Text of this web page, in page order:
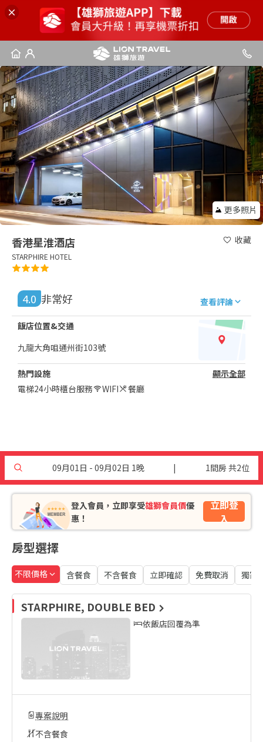
更多照片
香港星淮酒店
STARPHIRE HOTEL
收藏
4.0 非常好 查看評論
飯店位置&交通
九龍大角咀通州街103號
熱門設施
顯示全部
電梯24小時櫃台服務 WIFI 餐廳
09月01日 - 09月02日 1晚 | 1間房 共2位
登入會員，立即享受雄獅會員價優
惠！
立即登
入
房型選擇
不限價格 含餐食 不含餐食 立即確認 免費取消 獨家
STARPHIRE, DOUBLE BED
依飯店回覆為準
專案說明
不含餐食